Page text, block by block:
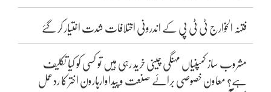
فتنہ الخوارج ٹی ٹی پی کے اندرونی اختلافات شدت اختیار کر گئے
مشروب ساز کمپنیاں مہنگی چینی خرید رہی ہیں تو کسی کو کیا تکلیف
ہے؟ معاون خصوصی برائے صنعت و پیداوارہارون اختر کا ردعمل